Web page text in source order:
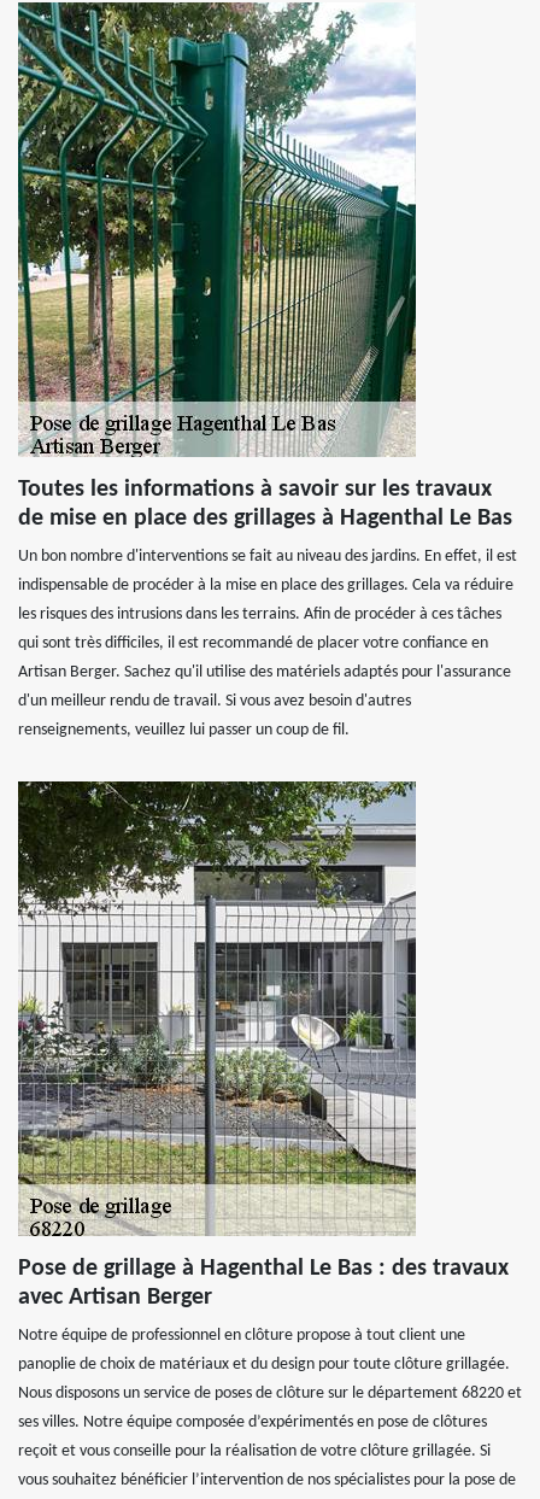
Toutes les informations à savoir sur les travaux
de mise en place des grillages à Hagenthal Le Bas
Un bon nombre d'interventions se fait au niveau des jardins. En effet, il est
indispensable de procéder à la mise en place des grillages. Cela va réduire
les risques des intrusions dans les terrains. Afin de procéder à ces tâches
qui sont très difficiles, il est recommandé de placer votre confiance en
Artisan Berger. Sachez qu'il utilise des matériels adaptés pour l'assurance
d'un meilleur rendu de travail. Si vous avez besoin d'autres
renseignements, veuillez lui passer un coup de fil.
Pose de grillage à Hagenthal Le Bas : des travaux
avec Artisan Berger
Notre équipe de professionnel en clôture propose à tout client une
panoplie de choix de matériaux et du design pour toute clôture grillagée.
Nous disposons un service de poses de clôture sur le département 68220 et
ses villes. Notre équipe composée d’expérimentés en pose de clôtures
reçoit et vous conseille pour la réalisation de votre clôture grillagée. Si
vous souhaitez bénéficier l’intervention de nos spécialistes pour la pose de